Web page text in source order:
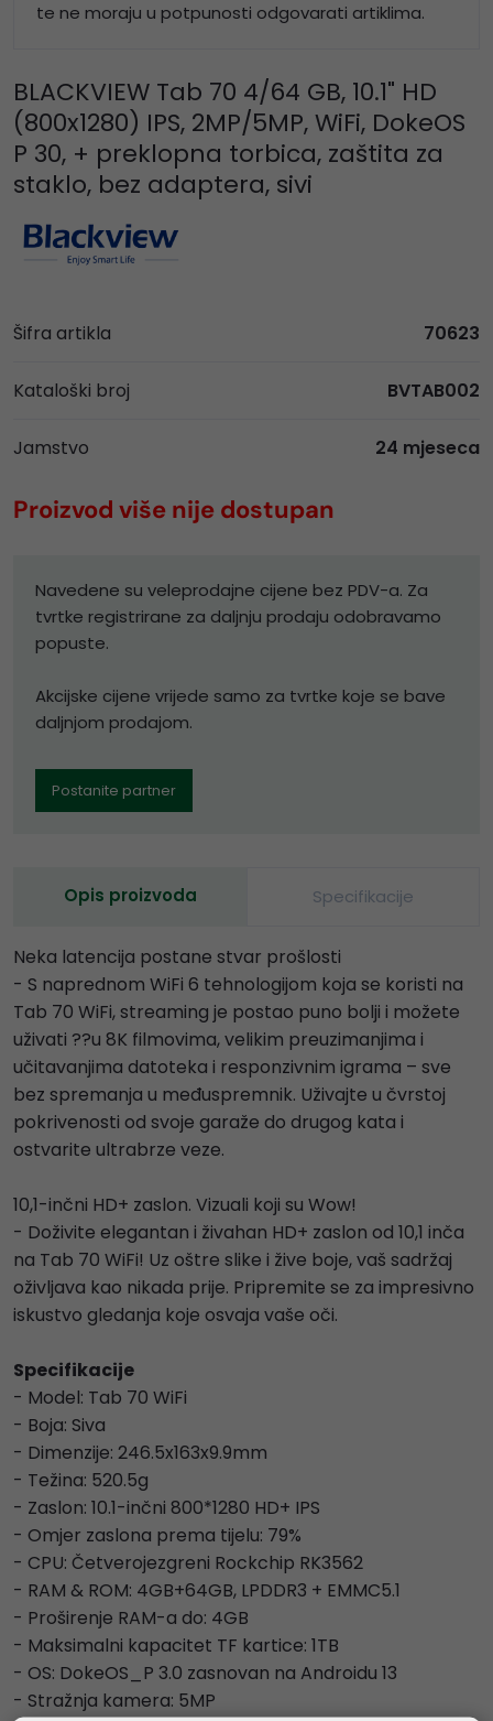
te ne moraju u potpunosti odgovarati artiklima.
BLACKVIEW Tab 70 4/64 GB, 10.1" HD
(800x1280) IPS, 2MP/5MP, WiFi, DokeOS
P 30, + preklopna torbica, zaštita za
staklo, bez adaptera, sivi
Šifra artikla 70623
Kataloški broj BVTAB002
Jamstvo 24 mjeseca
Proizvod više nije dostupan
Navedene su veleprodajne cijene bez PDV-a. Za
tvrtke registrirane za daljnju prodaju odobravamo
popuste.
Akcijske cijene vrijede samo za tvrtke koje se bave
daljnjom prodajom.
Postanite partner
Opis proizvoda Specifikacije
Neka latencija postane stvar prošlosti
- S naprednom WiFi 6 tehnologijom koja se koristi na
Tab 70 WiFi, streaming je postao puno bolji i možete
uživati ??u 8K filmovima, velikim preuzimanjima i
učitavanjima datoteka i responzivnim igrama – sve
bez spremanja u međuspremnik. Uživajte u čvrstoj
pokrivenosti od svoje garaže do drugog kata i
ostvarite ultrabrze veze.
10,1-inčni HD+ zaslon. Vizuali koji su Wow!
- Doživite elegantan i živahan HD+ zaslon od 10,1 inča
na Tab 70 WiFi! Uz oštre slike i žive boje, vaš sadržaj
oživljava kao nikada prije. Pripremite se za impresivno
iskustvo gledanja koje osvaja vaše oči.
Specifikacije
- Model: Tab 70 WiFi
- Boja: Siva
- Dimenzije: 246.5x163x9.9mm
- Težina: 520.5g
- Zaslon: 10.1-inčni 800*1280 HD+ IPS
- Omjer zaslona prema tijelu: 79%
- CPU: Četverojezgreni Rockchip RK3562
- RAM & ROM: 4GB+64GB, LPDDR3 + EMMC5.1
- Proširenje RAM-a do: 4GB
- Maksimalni kapacitet TF kartice: 1TB
- OS: DokeOS_P 3.0 zasnovan na Androidu 13
- Stražnja kamera: 5MP